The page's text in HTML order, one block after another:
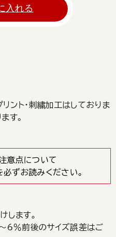
入れる
ント・刺繍加工はしておりま
す。
意点について
ずお読みください。
します。
6％前後のサイズ誤差はご